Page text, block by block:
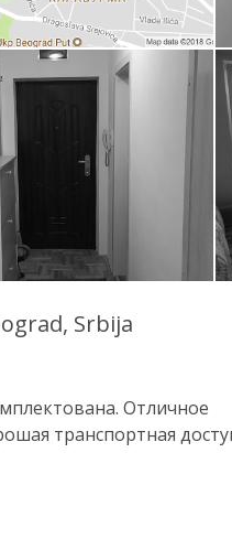
Srbija
Отличное
транспортная